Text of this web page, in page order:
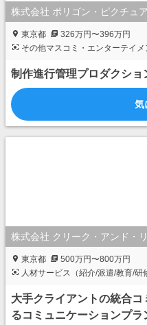
株式会社 ポリゴン・ピクチュ
東京都
326万円〜396万円
その他マスコミ・エンターテイ
制作進行管理プロダクシ
気
株式会社 クリーク・アンド・
東京都
500万円〜800万円
人材サービス（紹介/派遣/教育/研
大手クライアントの統合
るコミュニケーションプ